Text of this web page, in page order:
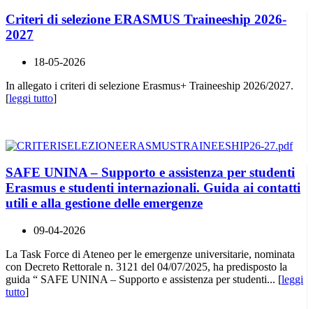
Criteri di selezione ERASMUS Traineeship 2026-
2027
18-05-2026
In allegato i criteri di selezione Erasmus+ Traineeship 2026/2027.
[leggi tutto]
SAFE UNINA – Supporto e assistenza per studenti
Erasmus e studenti internazionali. Guida ai contatti
utili e alla gestione delle emergenze
09-04-2026
La Task Force di Ateneo per le emergenze universitarie, nominata
con Decreto Rettorale n. 3121 del 04/07/2025, ha predisposto la
guida “ SAFE UNINA – Supporto e assistenza per studenti... [leggi
tutto]